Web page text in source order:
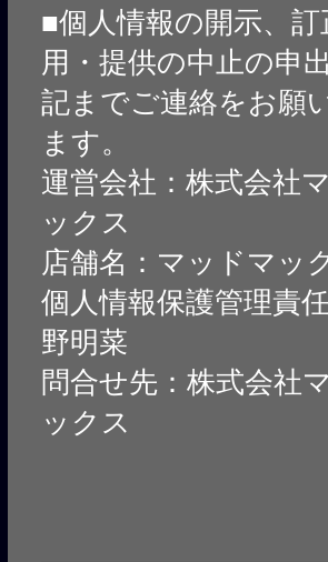
■個人情報の開示、
用・提供の中止の申
記までご連絡をお願
ます。
運営会社：株式会社
ックス
店舗名：マッドマッ
個人情報保護管理責
野明菜
問合せ先：株式会社
ックス